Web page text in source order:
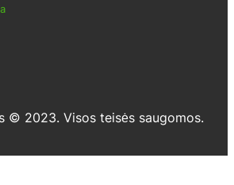
© 2023. Visos teisės saugomos.